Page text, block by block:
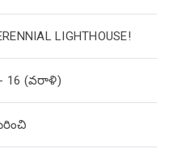
LIGHTHOUSE!
(వరాళి)